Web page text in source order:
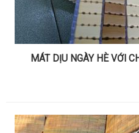
MÁT DỊU NGÀY HÈ VỚI